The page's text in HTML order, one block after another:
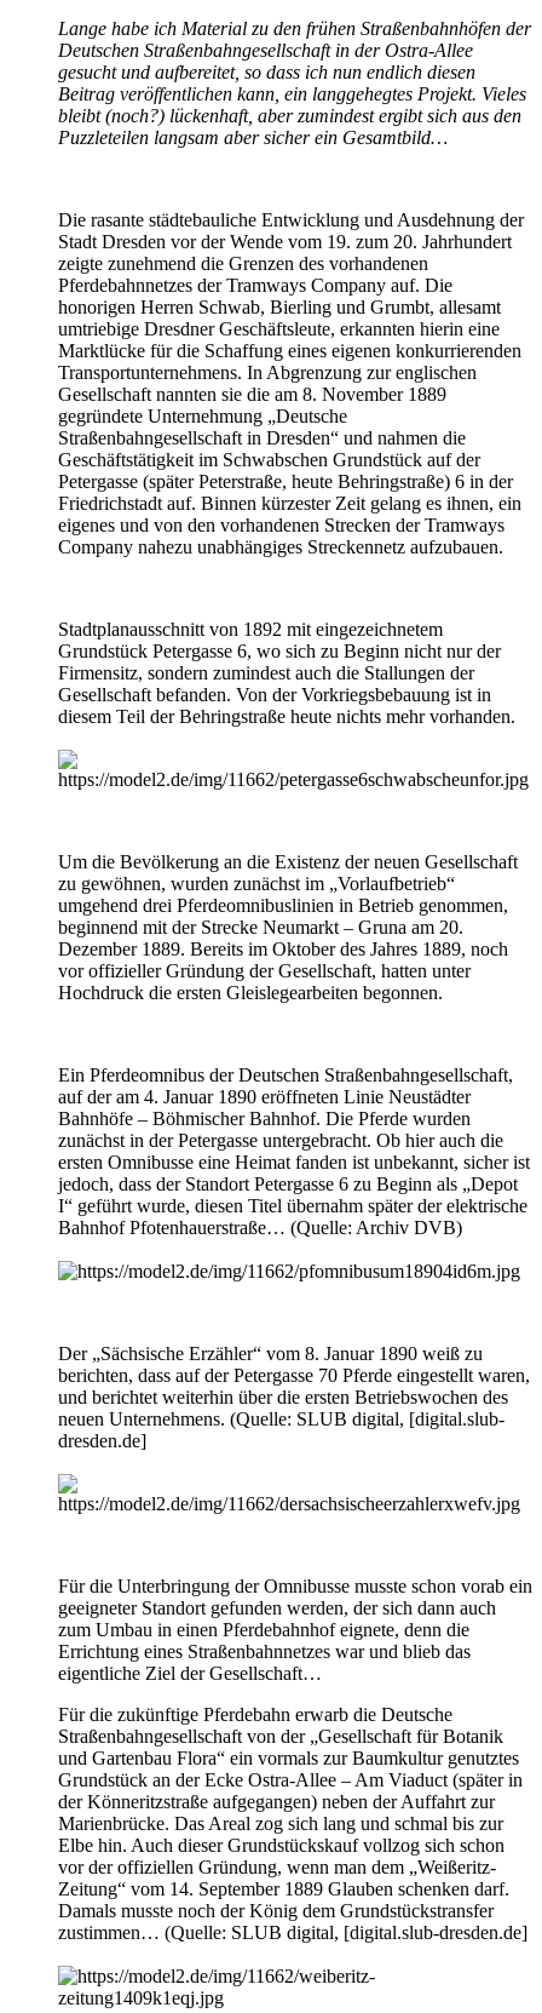
Lange habe ich Material zu den frühen Straßenbahnhöfen der
Deutschen Straßenbahngesellschaft in der Ostra-Allee
gesucht und aufbereitet, so dass ich nun endlich diesen
Beitrag veröffentlichen kann, ein langgehegtes Projekt. Vieles
bleibt (noch?) lückenhaft, aber zumindest ergibt sich aus den
Puzzleteilen langsam aber sicher ein Gesamtbild…
Die rasante städtebauliche Entwicklung und Ausdehnung der
Stadt Dresden vor der Wende vom 19. zum 20. Jahrhundert
zeigte zunehmend die Grenzen des vorhandenen
Pferdebahnnetzes der Tramways Company auf. Die
honorigen Herren Schwab, Bierling und Grumbt, allesamt
umtriebige Dresdner Geschäftsleute, erkannten hierin eine
Marktlücke für die Schaffung eines eigenen konkurrierenden
Transportunternehmens. In Abgrenzung zur englischen
Gesellschaft nannten sie die am 8. November 1889
gegründete Unternehmung „Deutsche
Straßenbahngesellschaft in Dresden“ und nahmen die
Geschäftstätigkeit im Schwabschen Grundstück auf der
Petergasse (später Peterstraße, heute Behringstraße) 6 in der
Friedrichstadt auf. Binnen kürzester Zeit gelang es ihnen, ein
eigenes und von den vorhandenen Strecken der Tramways
Company nahezu unabhängiges Streckennetz aufzubauen.
Stadtplanausschnitt von 1892 mit eingezeichnetem
Grundstück Petergasse 6, wo sich zu Beginn nicht nur der
Firmensitz, sondern zumindest auch die Stallungen der
Gesellschaft befanden. Von der Vorkriegsbebauung ist in
diesem Teil der Behringstraße heute nichts mehr vorhanden.
Um die Bevölkerung an die Existenz der neuen Gesellschaft
zu gewöhnen, wurden zunächst im „Vorlaufbetrieb“
umgehend drei Pferdeomnibuslinien in Betrieb genommen,
beginnend mit der Strecke Neumarkt – Gruna am 20.
Dezember 1889. Bereits im Oktober des Jahres 1889, noch
vor offizieller Gründung der Gesellschaft, hatten unter
Hochdruck die ersten Gleislegearbeiten begonnen.
Ein Pferdeomnibus der Deutschen Straßenbahngesellschaft,
auf der am 4. Januar 1890 eröffneten Linie Neustädter
Bahnhöfe – Böhmischer Bahnhof. Die Pferde wurden
zunächst in der Petergasse untergebracht. Ob hier auch die
ersten Omnibusse eine Heimat fanden ist unbekannt, sicher ist
jedoch, dass der Standort Petergasse 6 zu Beginn als „Depot
I“ geführt wurde, diesen Titel übernahm später der elektrische
Bahnhof Pfotenhauerstraße… (Quelle: Archiv DVB)
Der „Sächsische Erzähler“ vom 8. Januar 1890 weiß zu
berichten, dass auf der Petergasse 70 Pferde eingestellt waren,
und berichtet weiterhin über die ersten Betriebswochen des
neuen Unternehmens. (Quelle: SLUB digital, [digital.slub-
dresden.de]
Für die Unterbringung der Omnibusse musste schon vorab ein
geeigneter Standort gefunden werden, der sich dann auch
zum Umbau in einen Pferdebahnhof eignete, denn die
Errichtung eines Straßenbahnnetzes war und blieb das
eigentliche Ziel der Gesellschaft…
Für die zukünftige Pferdebahn erwarb die Deutsche
Straßenbahngesellschaft von der „Gesellschaft für Botanik
und Gartenbau Flora“ ein vormals zur Baumkultur genutztes
Grundstück an der Ecke Ostra-Allee – Am Viaduct (später in
der Könneritzstraße aufgegangen) neben der Auffahrt zur
Marienbrücke. Das Areal zog sich lang und schmal bis zur
Elbe hin. Auch dieser Grundstückskauf vollzog sich schon
vor der offiziellen Gründung, wenn man dem „Weißeritz-
Zeitung“ vom 14. September 1889 Glauben schenken darf.
Damals musste noch der König dem Grundstückstransfer
zustimmen… (Quelle: SLUB digital, [digital.slub-dresden.de]